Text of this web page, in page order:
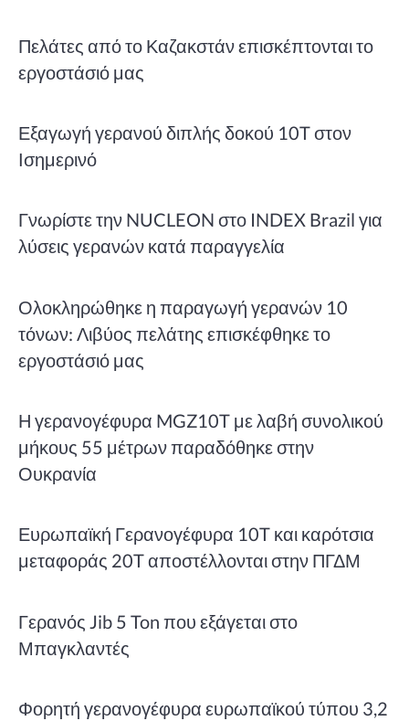
Πελάτες από το Καζακστάν επισκέπτονται το
εργοστάσιό μας
Εξαγωγή γερανού διπλής δοκού 10T στον
Ισημερινό
Γνωρίστε την NUCLEON στο INDEX Brazil για
λύσεις γερανών κατά παραγγελία
Ολοκληρώθηκε η παραγωγή γερανών 10
τόνων: Λιβύος πελάτης επισκέφθηκε το
εργοστάσιό μας
Η γερανογέφυρα MGZ10T με λαβή συνολικού
μήκους 55 μέτρων παραδόθηκε στην
Ουκρανία
Ευρωπαϊκή Γερανογέφυρα 10T και καρότσια
μεταφοράς 20T αποστέλλονται στην ΠΓΔΜ
Γερανός Jib 5 Ton που εξάγεται στο
Μπαγκλαντές
Φορητή γερανογέφυρα ευρωπαϊκού τύπου 3,2